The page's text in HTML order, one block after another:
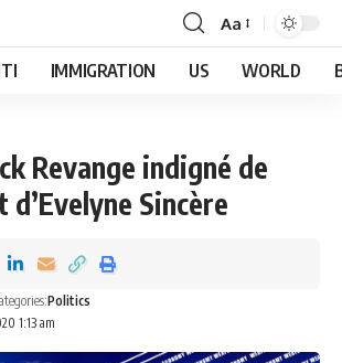
Aa
IMMIGRATION US WORLD
Revange indigné de
d’Evelyne Sincère
1:13 am
Politics